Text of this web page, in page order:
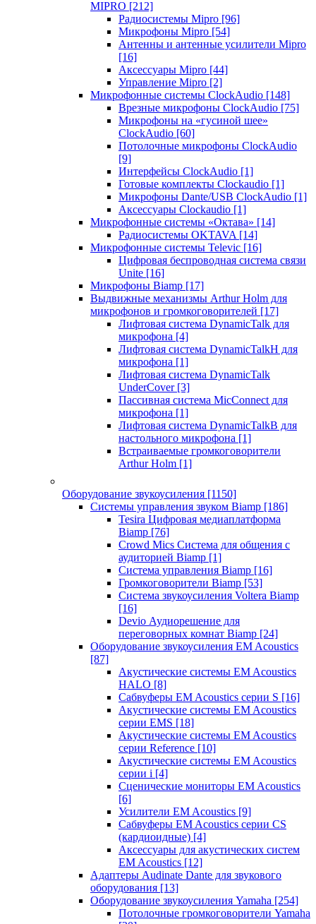
MIPRO [212]
Радиосистемы Mipro [96]
Микрофоны Mipro [54]
Антенны и антенные усилители Mipro
[16]
Аксессуары Mipro [44]
Управление Mipro [2]
Микрофонные системы ClockAudio [148]
Врезные микрофоны ClockAudio [75]
Микрофоны на «гусиной шее»
ClockAudio [60]
Потолочные микрофоны ClockAudio
[9]
Интерфейсы ClockAudio [1]
Готовые комплекты Clockaudio [1]
Микрофоны Dante/USB ClockAudio [1]
Аксессуары Clockaudio [1]
Микрофонные системы «Октава» [14]
Радиосистемы OKTAVA [14]
Микрофонные системы Televic [16]
Цифровая беспроводная система связи
Unite [16]
Микрофоны Biamp [17]
Выдвижные механизмы Arthur Holm для
микрофонов и громкоговорителей [17]
Лифтовая система DynamicTalk для
микрофона [4]
Лифтовая система DynamicTalkH для
микрофона [1]
Лифтовая система DynamicTalk
UnderCover [3]
Пассивная система MicConnect для
микрофона [1]
Лифтовая система DynamicTalkB для
настольного микрофона [1]
Встраиваемые громкоговорители
Arthur Holm [1]
Оборудование звукоусиления [1150]
Системы управления звуком Biamp [186]
Tesira Цифровая медиаплатформа
Biamp [76]
Crowd Mics Система для общения с
аудиторией Biamp [1]
Система управления Biamp [16]
Громкоговорители Biamp [53]
Система звукоусиления Voltera Biamp
[16]
Devio Аудиорешение для
переговорных комнат Biamp [24]
Оборудование звукоусиления EM Acoustics
[87]
Акустические системы EM Acoustics
HALO [8]
Сабвуферы EM Acoustics серии S [16]
Акустические системы EM Acoustics
серии EMS [18]
Акустические системы EM Acoustics
серии Reference [10]
Акустические системы EM Acoustics
серии i [4]
Сценические мониторы EM Acoustics
[6]
Усилители EM Acoustics [9]
Сабвуферы EM Acoustics серии CS
(кардиоидные) [4]
Аксессуары для акустических систем
EM Acoustics [12]
Адаптеры Audinate Dante для звукового
оборудования [13]
Оборудование звукоусиления Yamaha [254]
Потолочные громкоговорители Yamaha